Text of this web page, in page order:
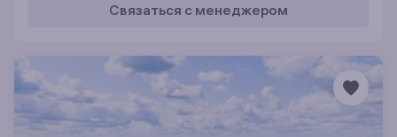
Связаться с менеджером